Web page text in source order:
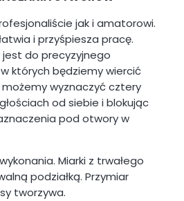
jak i amatorowi.
i przyśpiesza pracę.
do precyzyjnego
których będziemy wiercić
wyznaczyć cztery
od siebie i blokując
pod otwory w
Miarki z trwałego
podziałką. Przymiar
tworzywa.